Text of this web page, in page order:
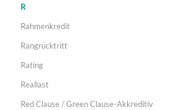
R
Rahmenkredit
Rangrücktritt
Rating
Reallast
Red Clause / Green Clause-Akkreditiv